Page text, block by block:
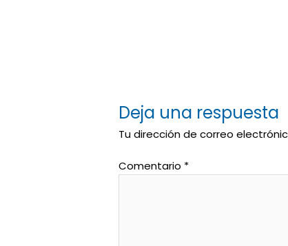
Deja una respuesta
Tu dirección de correo
Comentario *